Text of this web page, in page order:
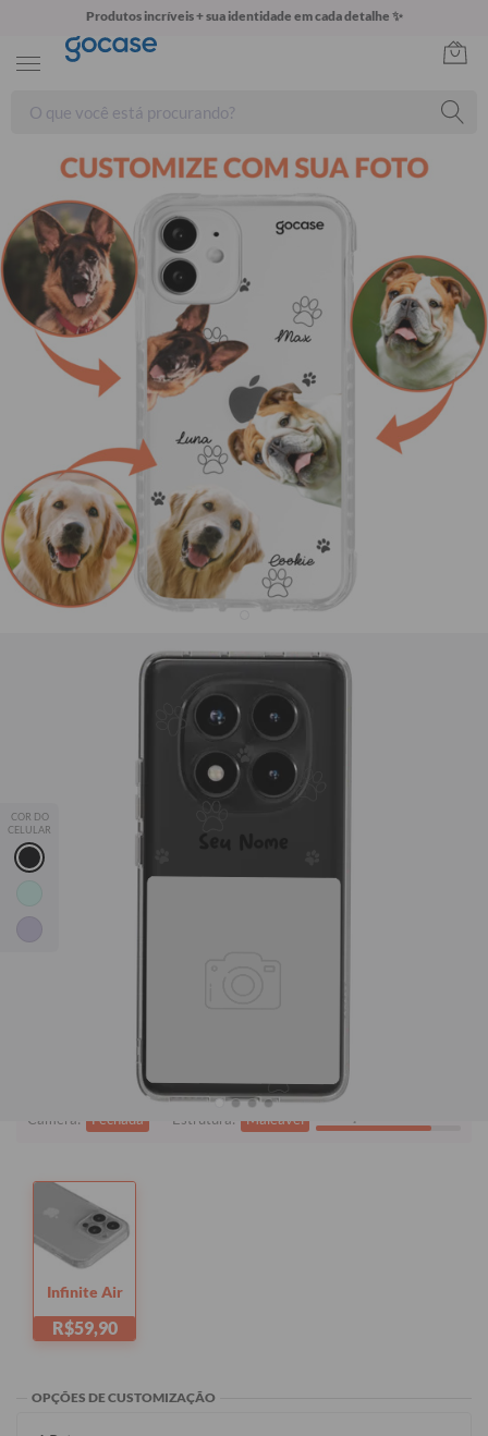
Produtos incríveis + sua identidade em cada detalhe ✨
Seu Nome
COR DO
CELULAR
Capinha para celular Picture - Meus Pets
💖 Proteção, qualidade e estampas que combinam com você!
Leve 2, Pague 1
— adicione 2 capinhas ao carrinho e o
*Exceto modelos Silicone, Fascino e JOVI Y29.
iPhone
Câmera: Fechada Estrutura: Maleável
Infinite Air
R$59,90